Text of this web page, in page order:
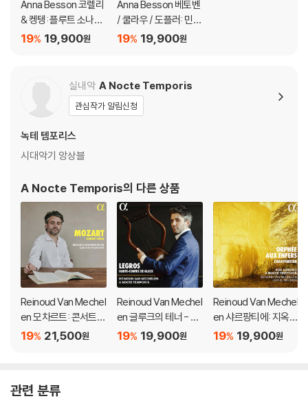
Anna Besson 코렐리
& 켕텡: 플루트 소나타
(Corelli & Quentin: Fl
19,900원
19%
Anna Besson 베토벤
/ 쿨라우 / 도플러: 민요
에 의한 플루트 변주곡
ns on Folk Songs)
19,900원
19%
실내악 A Nocte Temporis
관심작가 알림신청
녹테 템포리스
시대악기 앙상블
A Nocte Temporis의 다른 상품
Reinoud Van Mechel
en 모차르트: 콘서트
아리아 (Mozart: Con
21,500원
19%
Reinoud Van Mechel
en 글루크의 테너 - 르
그로스를 위한 아리아
19,900원
19%
Reinoud Van Mechel
en 샤르팡티에: 지옥에
내려간 오르페오 (Cha
19,900원
19%
관련 분류